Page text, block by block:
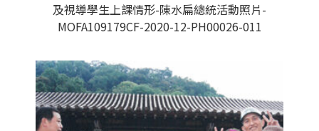
及視導學生上課情形-陳水扁總統活動照片-
MOFA109179CF-2020-12-PH00026-011